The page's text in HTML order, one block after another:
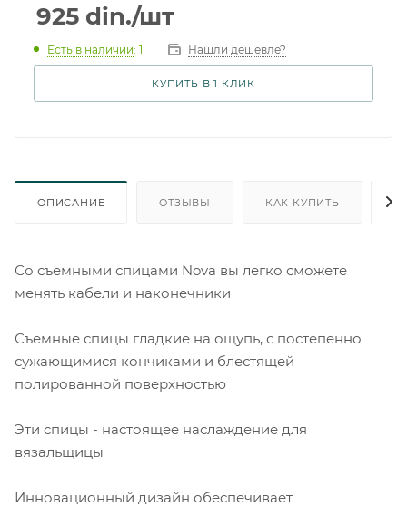
925 din./шт
Есть в наличии: 1 Нашли дешевле?
КУПИТЬ В 1 КЛИК
ОПИСАНИЕ ОТЗЫВЫ КАК КУПИТЬ
Со съемными спицами Nova вы легко сможете
менять кабели и наконечники
Съемные спицы гладкие на ощупь, с постепенно
сужающимися кончиками и блестящей
полированной поверхностью
Эти спицы - настоящее наслаждение для
вязальщицы
Инновационный дизайн обеспечивает